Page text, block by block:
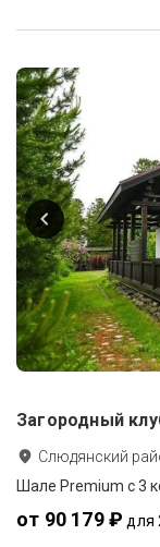
Загородный
Слюдянский
от 90 179 ₽ для